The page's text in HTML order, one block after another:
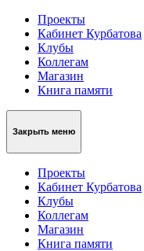
Проекты
Кабинет Курбатова
Клубы
Коллегам
Магазин
Книга памяти
Закрыть меню
Проекты
Кабинет Курбатова
Клубы
Коллегам
Магазин
Книга памяти